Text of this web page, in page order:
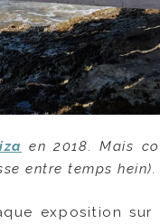
en 2018. Mais
entre temps hein).
exposition